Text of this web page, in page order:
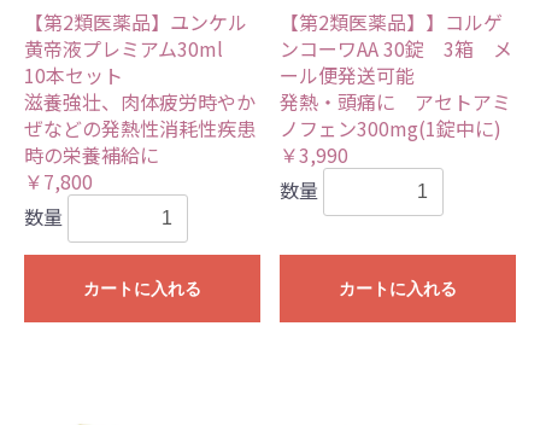
【第2類医薬品】ユンケル
黄帝液プレミアム30ml
10本セット
滋養強壮、肉体疲労時やか
ぜなどの発熱性消耗性疾患
時の栄養補給に
￥7,800
数量
カートに入れる
【第2類医薬品】】コルゲ
ンコーワAA 30錠 3箱 メ
ール便発送可能
発熱・頭痛に アセトアミ
ノフェン300mg(1錠中に)
￥3,990
数量
カートに入れる